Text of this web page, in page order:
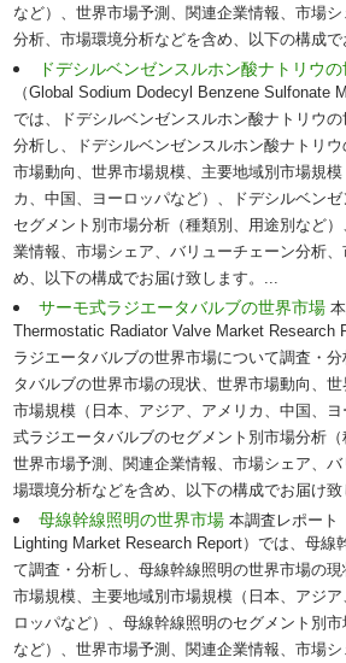
など）、世界市場予測、関連企業情報、市場
分析、市場環境分析などを含め、以下の構成
ドデシルベンゼンスルホン酸ナトリウ
（Global Sodium Dodecyl Benzene Sulfonate
では、ドデシルベンゼンスルホン酸ナトリウの
分析し、ドデシルベンゼンスルホン酸ナトリ
市場動向、世界市場規模、主要地域別市場規
カ、中国、ヨーロッパなど）、ドデシルベン
セグメント別市場分析（種類別、用途別など
業情報、市場シェア、バリューチェーン分析
め、以下の構成でお届け致します。...
サーモ式ラジエータバルブの世界市場
Thermostatic Radiator Valve Market Research
ラジエータバルブの世界市場について調査・
タバルブの世界市場の現状、世界市場動向、
市場規模（日本、アジア、アメリカ、中国、
式ラジエータバルブのセグメント別市場分析（
世界市場予測、関連企業情報、市場シェア、
場環境分析などを含め、以下の構成でお届け
母線幹線照明の世界市場本調査レポート
Lighting Market Research Report）では、母線
て調査・分析し、母線幹線照明の世界市場の
市場規模、主要地域別市場規模（日本、アジ
ロッパなど）、母線幹線照明のセグメント別
など）、世界市場予測、関連企業情報、市場